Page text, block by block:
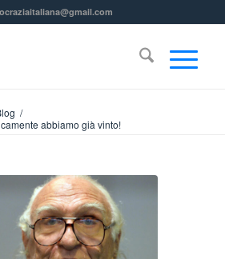
/
abbiamo già vinto!